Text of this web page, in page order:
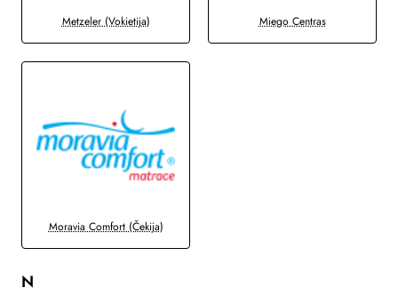
Metzeler (Vokietija) Miego Centras
Moravia Comfort (Čekija)
N